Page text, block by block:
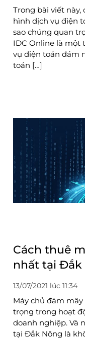
Trong bài viết
hình dịch vụ điện
sao chúng quan
IDC Online là một
vụ điện toán đám
toán […]
Cách thuê
nhất tại Đắk
13/07/2021 lúc 11:34
Máy chủ đám
trọng trong hoạt
doanh nghiệp. Và
tại Đắk Nông là